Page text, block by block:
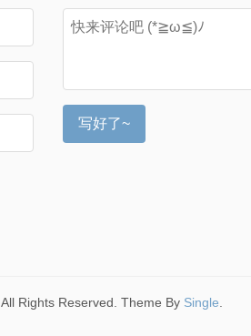
写好了~
. All Rights Reserved. Theme By Single